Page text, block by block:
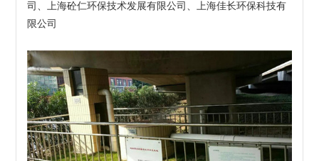
司、上海砼仁环保技术发展有限公司、上海佳长环保科技有
限公司